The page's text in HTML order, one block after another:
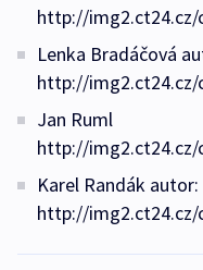
http://img2.ct24.cz/
Lenka Bradáčová
http://img2.ct24.cz/
Jan Ruml
http://img2.ct24.cz/
Karel Randák
http://img2.ct24.cz/